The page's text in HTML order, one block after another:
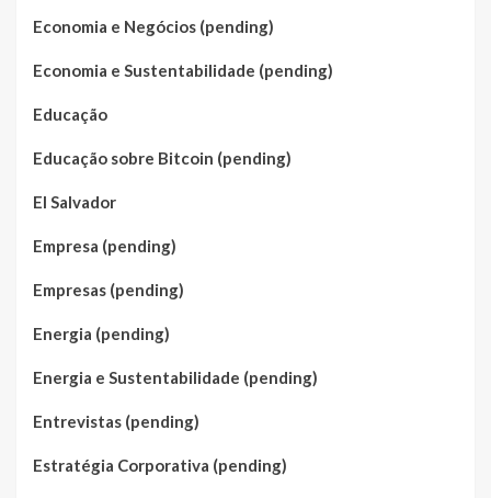
Economia e Negócios (pending)
Economia e Sustentabilidade (pending)
Educação
Educação sobre Bitcoin (pending)
El Salvador
Empresa (pending)
Empresas (pending)
Energia (pending)
Energia e Sustentabilidade (pending)
Entrevistas (pending)
Estratégia Corporativa (pending)